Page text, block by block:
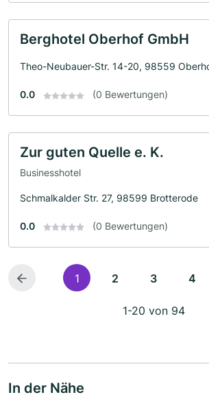
Berghotel Oberhof GmbH
Theo-Neubauer-Str. 14-20, 98559
0.0 (0 Bewertungen)
Zur guten Quelle e. K.
Businesshotel
Schmalkalder Str. 27, 98599 Brotterode
0.0 (0 Bewertungen)
1 2 3 4
1-20 von 94
In der Nähe